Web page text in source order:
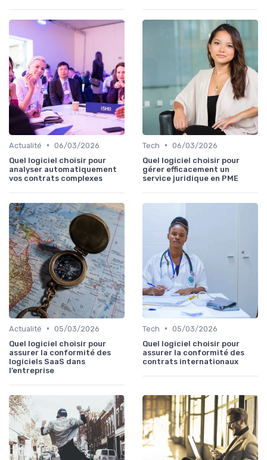
Actualité • 06/03/2026
Quel logiciel choisir pour
analyser automatiquement
vos contrats complexes
Tech • 06/03/2026
Quel logiciel choisir pour
gérer efficacement un
service juridique en PME
Actualité • 05/03/2026
Quel logiciel choisir pour
assurer la conformité des
logiciels SaaS dans
l’entreprise
Tech • 05/03/2026
Quel logiciel choisir pour
assurer la conformité des
contrats internationaux